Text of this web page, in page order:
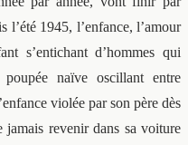
l’été 1945, l’enfance, l’amour
s’entichant d’hommes qui
naïve oscillant entre
violée par son père dès
revenir dans sa voiture